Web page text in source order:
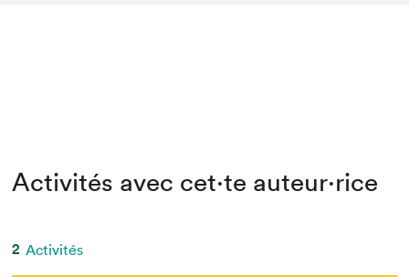
Activités avec cet·te auteur·rice
2 Activités